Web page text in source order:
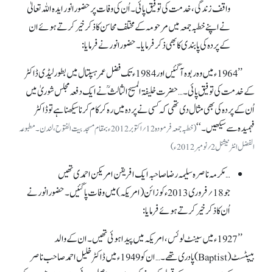
واقف زندگی، خدمت کی توفیق پائی۔ اُن کی وفات پر حضورانور ایدہ اللہ تعالیٰ
نے اپنے خطبہ جمعہ میں مرحومہ کے مختلف محاسن کا ذکرخیر کرتے ہوئے ان
کے پردہ کی پابندی کا بھی ذکر فرمایا۔ حضورانور نے فرمایا:
’’ 1964ء میں وہ ربوہ آ گئیں اور 1984ء تک فضل عمر ہسپتال میں بطور لیڈی ڈاکٹر
کے خدمت کی توفیق پائی۔ … حضرت خلیفۃ المسیح الثالثؒ نے ایک دفعہ مجلس شوریٰ میں
اُن کے پردہ کی بھی مثال دی تھی کہ کسی نے پردہ میں رہ کر کام کرنا سیکھنا ہے تو ڈاکٹر
فہمیدہ سے سیکھیں۔ ‘‘
(خطبہ جمعہ فرمودہ 12؍اکتوبر 2012ء بمقام مسجد بیت الفتوح، لندن۔ مطبوعہ
الفضل انٹرنیشنل 2؍نومبر 2012ء)
…مکرمہ ناصرہ سلیمہ رضا صاحبہ ایک افریقن امریکن احمدی تھیں
جو 18؍فروری 2013ء کو زائن(امریکہ) میں وفات پاگئیں۔ حضورانور نے
اُن کا ذکرخیر کرتے ہوئے فرمایا:
’’ 1927ء میں سینٹ لوئس، امریکہ میں پیدا ہوئی تھیں۔ ان کے والد
بیپٹسٹ(Baptist) پادری تھے۔ …ان کو 1949ء میں ڈاکٹر خلیل احمد صاحب ناصر